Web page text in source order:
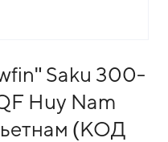
Saku 300-
Huy Nam
(КОД